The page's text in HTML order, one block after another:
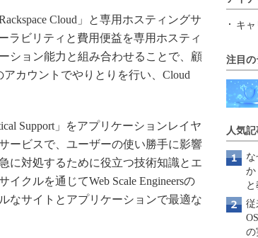
Cloud」と専用ホスティングサ
ラビリティと費用便益を専用ホスティ
ション能力と組み合わせることで、顧
カウントでやりとりを行い、Cloud
Support」をアプリケーションレイヤ
ービスで、ユーザーの使い勝手に影響
に対処するために役立つ技術知識とエ
クルを通じてWeb Scale Engineersの
なサイトとアプリケーションで最適な
キ
注目
人気
か
と
従
の